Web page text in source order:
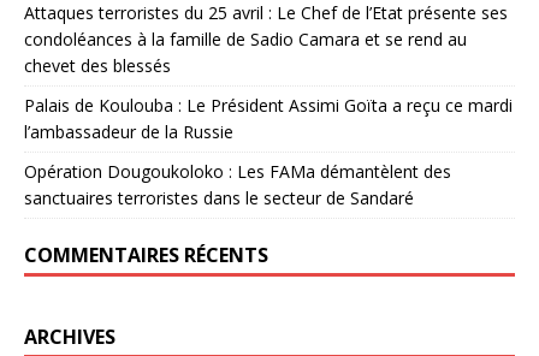
Attaques terroristes du 25 avril : Le Chef de l’Etat présente ses
condoléances à la famille de Sadio Camara et se rend au
chevet des blessés
Palais de Koulouba : Le Président Assimi Goïta a reçu ce mardi
l’ambassadeur de la Russie
Opération Dougoukoloko : Les FAMa démantèlent des
sanctuaires terroristes dans le secteur de Sandaré
COMMENTAIRES RÉCENTS
ARCHIVES